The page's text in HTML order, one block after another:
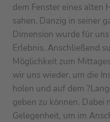
dem Fenster eines alten
sahen. Danzig in seiner
Dimension wurde für
Erlebnis. Anschließend
Möglichkeit zum
wir uns wieder, um die
holen und auf dem
geben zu können. Dabei
Gelegenheit, um im